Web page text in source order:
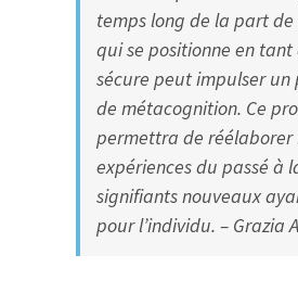
temps long de la part de
qui se positionne en tant
sécure peut impulser un
de métacognition. Ce
permettra de réélaborer
expériences du passé à
signifiants nouveaux
pour l’individu. – Grazia